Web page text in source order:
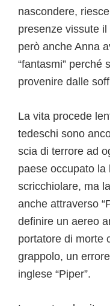
nascondere,
presenze vissute
però anche Anna
“fantasmi” perché
provenire dalle
La vita procede
tedeschi sono
scia di terrore ad
paese occupato la
scricchiolare, ma
anche attraverso
definire un aereo
portatore di morte
grappolo, un
inglese “Piper”.